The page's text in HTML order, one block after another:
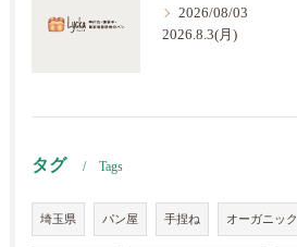
2026/08/03
2026.8.3(月)
タグ Tags
埼玉県 パン屋 手捏ね オーガニック